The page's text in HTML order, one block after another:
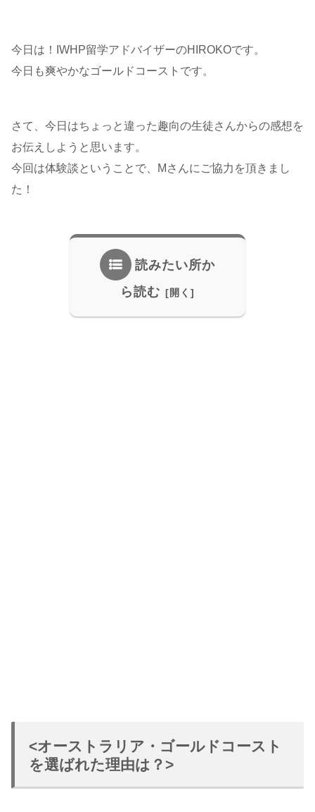
今日は！IWHP留学アドバイザーのHIROKOです。
今日も爽やかなゴールドコーストです。
さて、今日はちょっと違った趣向の生徒さんからの感想を
お伝えしようと思います。
今回は体験談ということで、Mさんにご協力を頂きまし
た！
読みたい所か
ら読む
<オーストラリア・ゴールドコースト
を選ばれた理由は？>